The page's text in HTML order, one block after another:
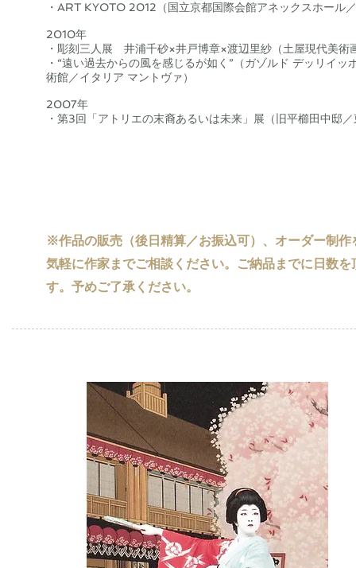
・ART KYOTO 2012（国立京都国際会館アネックスホール
2010年
・彫刻三人展 井浦千砂×井戸博章×渡辺里紗（土屋現代美術
・“遠い過去からの風を感じるが如く”（ガゾルド デッリイッ
術館／イタリア マントヴァ）
​2007年
・第3回「アトリエの末裔あるいは未来」展（旧平櫛田中邸
※作品の販売（後日精算／お振込可）、オーダー制
気軽に作家までご相談ください。ご納品までに日数
す。予めご了承ください。